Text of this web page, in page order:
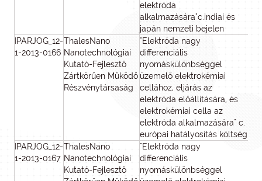
elektróda
alkalmazására"c.indiai és
japán nemzeti bejelen
IPARJOG_12-
1-2013-0166
ThalesNano
Nanotechnológiai
Kutató-Fejlesztő
Zártkörűen Működő
Részvénytársaság
"Elektróda nagy
differenciális
nyomáskülönbséggel
üzemelő elektrokémiai
cellához, eljárás az
elektróda előállítására, és
elektrokémiai cella az
elektróda alkalmazására" c.
európai hatályosítás költség
IPARJOG_12-
1-2013-0167
ThalesNano
Nanotechnológiai
Kutató-Fejlesztő
"Elektróda nagy
differenciális
nyomáskülönbséggel